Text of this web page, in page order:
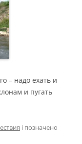
– надо ехать и
и пугать
і позначено